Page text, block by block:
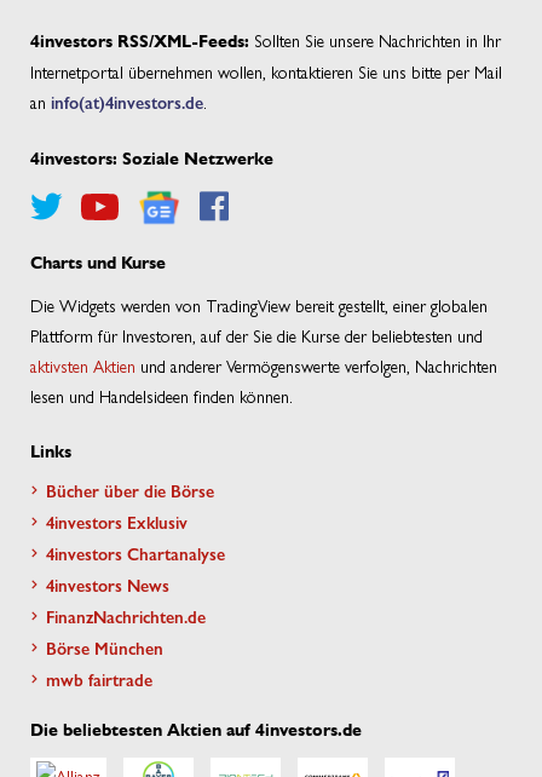
4investors RSS/XML-Feeds: Sollten Sie unsere Nachrichten in Ihr
Internetportal übernehmen wollen, kontaktieren Sie uns bitte per Mail
an info(at)4investors.de.
4investors: Soziale Netzwerke
Charts und Kurse
Die Widgets werden von TradingView bereit gestellt, einer globalen
Plattform für Investoren, auf der Sie die Kurse der beliebtesten und
aktivsten Aktien und anderer Vermögenswerte verfolgen, Nachrichten
lesen und Handelsideen finden können.
Links
Bücher über die Börse
4investors Exklusiv
4investors Chartanalyse
4investors News
FinanzNachrichten.de
Börse München
mwb fairtrade
Die beliebtesten Aktien auf 4investors.de